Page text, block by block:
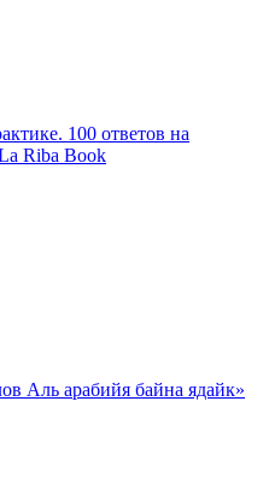
100 ответов на
Riba Book